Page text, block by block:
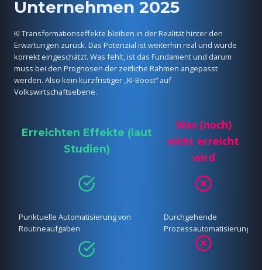
Unternehmen 2025
KI Transformationseffekte bleiben in der Realität hinter den
Erwartungen zurück. Das Potenzial ist weiterhin real und wurde
korrekt eingeschätzt. Was fehlt, ist das Fundament und darum
muss bei den Prognosen der zeitliche Rahmen angepasst
werden. Also kein kurzfristiger „KI-Boost“ auf
Volkswirtschaftsebene.
Erreichten Effekte (laut
Studien)
Was (noch)
nicht erreicht
wird
Punktuelle Automatisierung von
Routineaufgaben
Durchgehende
Prozessautomatisierung